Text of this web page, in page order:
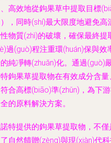
高效地從鉤果草中提取目標
，同時(shí)最大限度地避免
物質(zhì)的破壞，確保最終
過(guò)程注重環(huán)保與
純凈轉(zhuǎn)化。通過(guò)
鉤果草提取物在有效成分含
合高標(biāo)準(zhǔn)，為下
的原料解決方案。
特提供的鉤果草提取物，不
自然饋贈(zèng)與現(xiàn)代